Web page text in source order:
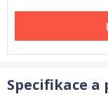
Specifikace a